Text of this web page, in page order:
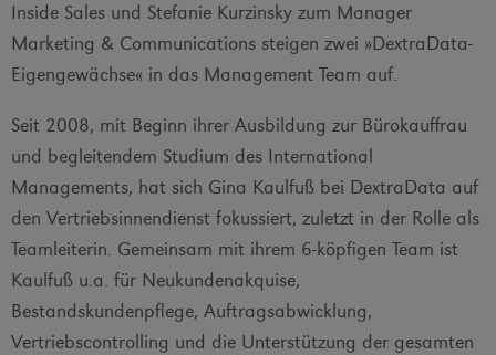
Inside Sales und Stefanie Kurzinsky zum Manager
Marketing & Communications steigen zwei »DextraData-
Eigengewächse« in das Management Team auf.
Seit 2008, mit Beginn ihrer Ausbildung zur Bürokauffrau
und begleitendem Studium des International
Managements, hat sich Gina Kaulfuß bei DextraData auf
den Vertriebsinnendienst fokussiert, zuletzt in der Rolle als
Teamleiterin. Gemeinsam mit ihrem 6-köpfigen Team ist
Kaulfuß u.a. für Neukundenakquise,
Bestandskundenpflege, Auftragsabwicklung,
Vertriebscontrolling und die Unterstützung der gesamten